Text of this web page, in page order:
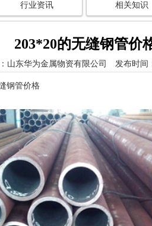
行业资讯 相关知识
203*20的无缝钢管价
山东华为金属物资有限公司 发布时间
钢管价格